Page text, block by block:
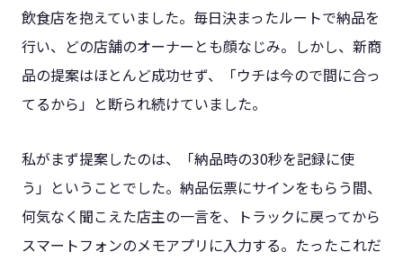
飲食店を抱えていました。毎日決まったルートで納品を
行い、どの店舗のオーナーとも顔なじみ。しかし、新商
品の提案はほとんど成功せず、「ウチは今ので間に合っ
てるから」と断られ続けていました。
私がまず提案したのは、「納品時の30秒を記録に使
う」ということでした。納品伝票にサインをもらう間、
何気なく聞こえた店主の一言を、トラックに戻ってから
スマートフォンのメモアプリに入力する。たったこれだ